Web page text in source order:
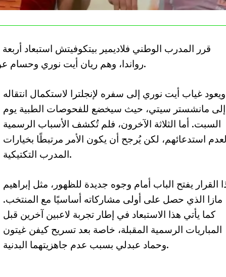
قرر المدرب الوطني فلاديمير بيتكوفيتش استبعاد أربعة
رواندا، وهم ريان أيت نوري وحسام عوار وأمين غويري وإسماعيل بن ناصر.
ويعود غياب أيت نوري إلى سفره لإنجلترا لاستكمال انتقاله
إلى مانشستر سيتي، حيث سيخضع للفحوصات الطبية يوم
السبت. أما الثلاثة الآخرون، فلم تُكشف الأسباب الرسمية
لعدم استدعائهم، لكن يُرجح أن يكون الأمر مرتبطًا بخيارات
المدرب التكتيكية.
القرار يفتح الباب أمام وجوه جديدة للظهور، مثل إبراهيم
مازا الذي حصل على أولى مشاركاته أساسيًا مع المنتخب.
كما يأتي هذا الاستبعاد في إطار تجربة لاعبين آخرين قبل
المباريات الرسمية المقبلة، خاصة بعد تسريح كيفن غيتون
وحماد عبدلي بسبب عدم جاهزيتهما البدنية.